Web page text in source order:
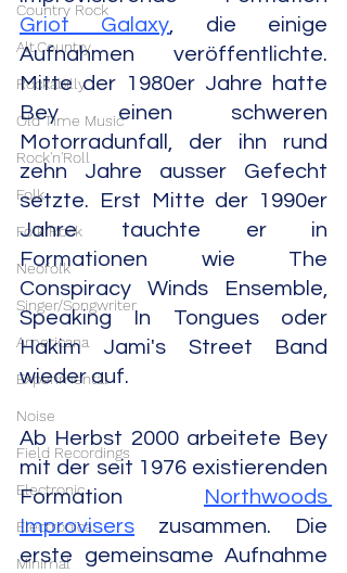
Country Rock
Alt.Country
Rockabilly
Old Time Music
Rock'n'Roll
Folk
Folk Rock
Neofolk
Singer/Songwriter
Americana
Experimental
Noise
Field Recordings
Electronic
Electronica
Minimal
Griot Galaxy, die einige
Aufnahmen veröffentlichte.
Mitte der 1980er Jahre hatte
Bey einen schweren
Motorradunfall, der ihn rund
zehn Jahre ausser Gefecht
setzte. Erst Mitte der 1990er
Jahre tauchte er in
Formationen wie The
Conspiracy Winds Ensemble,
Speaking In Tongues oder
Hakim Jami's Street Band
wieder auf.
Ab Herbst 2000 arbeitete Bey
mit der seit 1976 existierenden
Formation
Northwoods
Improvisers zusammen. Die
erste gemeinsame Aufnahme